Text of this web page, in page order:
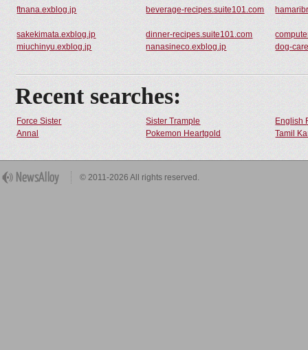
ftnana.exblog.jp beverage-recipes.suite101.com
sakekimata.exblog.jp dinner-recipes.suite101.com
miuchinyu.exblog.jp
nanasineco.exblog.jp dog-
Recent searches:
Force Sister Sister Trample
English
Annal
Pokemon Heartgold Tamil
© 2011-2026 All rights reserved.